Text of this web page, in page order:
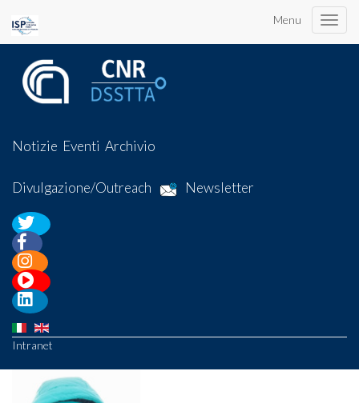
Menu
Toggle
Notizie Eventi Archivio
Divulgazione/Outreach Newsletter
Intranet